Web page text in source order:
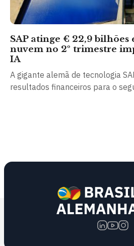
SAP atinge € 22,9 bilhões
nuvem no 2º trimestre
IA
A gigante alemã de tecnologia
resultados financeiros para o